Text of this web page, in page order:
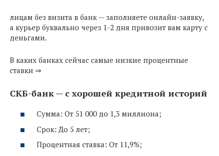
лицам без визита в банк — заполняете онлайн-заявку,
а курьер буквально через 1-2 дня привозит вам карту с
деньгами.
В каких банках сейчас самые низкие процентные
ставки ⇒
СКБ-банк — с хорошей кредитной историй
Сумма: От 51 000 до 1,3 миллиона;
Срок: До 5 лет;
Процентная ставка: От 11,9%;